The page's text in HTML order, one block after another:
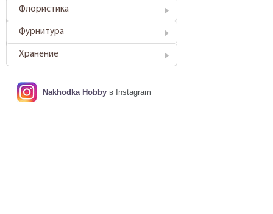
Флористика
Фурнитура
Хранение
Nakhodka Hobby в Instagram